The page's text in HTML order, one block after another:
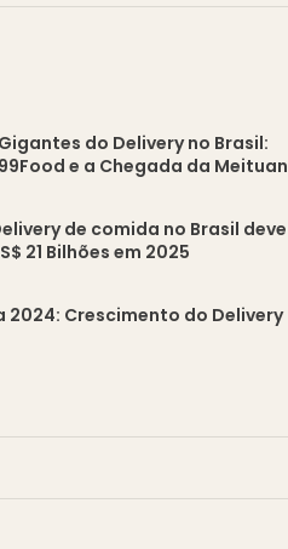
do Delivery no Brasil:
e a Chegada da Meituan
de comida no Brasil deve
21 Bilhões em 2025
2024: Crescimento do Delivery